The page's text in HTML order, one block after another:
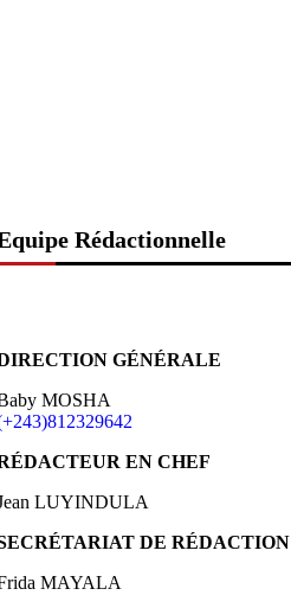
Rédactionnelle
GÉNÉRALE
MOSHA
EN CHEF
LUYINDULA
DE RÉDACTION
MAYALA